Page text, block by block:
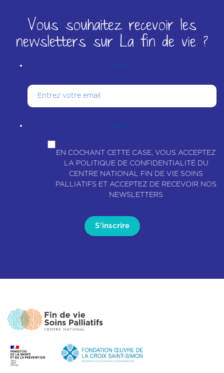
Vous souhaitez recevoir les
newsletters sur La fin de vie ?
EMAIL *
RGPD *
EN COCHANT CETTE CASE, VOUS ACCEPTEZ
LA POLITIQUE DE CONFIDENTIALITÉ DU
CENTRE NATIONAL FIN DE VIE SOINS
PALLIATIFS ET ACCEPTEZ DE RECEVOIR NOS
NEWSLETTERS